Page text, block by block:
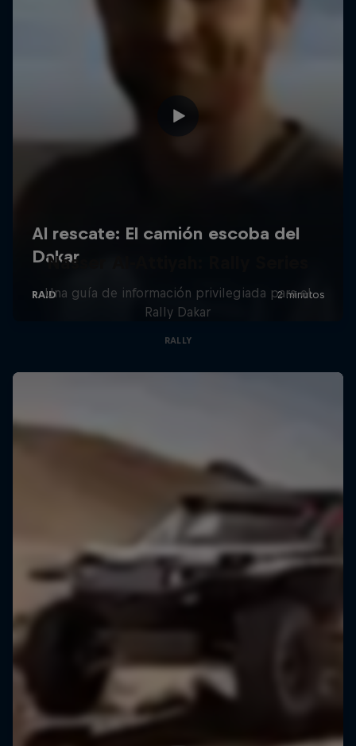
Nasser Al-Attiyah: Rally Series
Una guía de información privilegiada para el
Rally Dakar
RALLY